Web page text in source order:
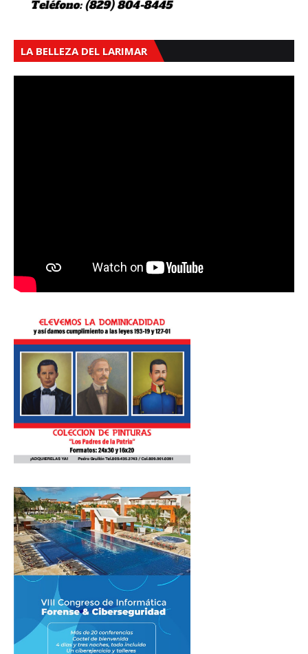
LA BELLEZA DEL LARIMAR